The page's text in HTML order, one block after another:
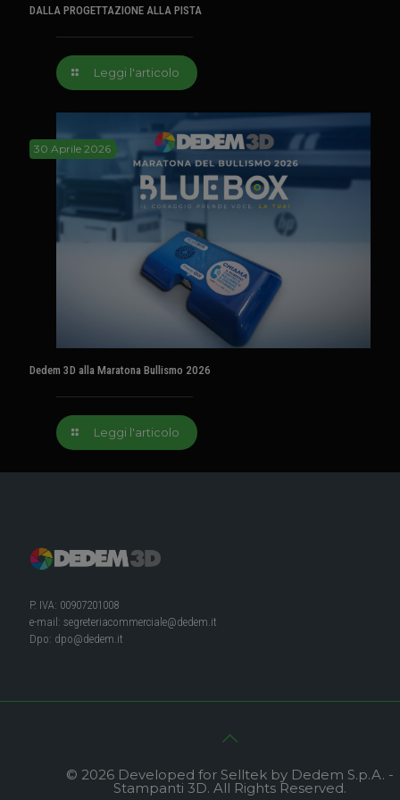
DALLA PROGETTAZIONE ALLA PISTA
Leggi l'articolo
30 Aprile 2026
Dedem 3D alla Maratona Bullismo 2026
Leggi l'articolo
P. IVA: 00907201008
e-mail: segreteriacommerciale@dedem.it
Dpo: dpo@dedem.it
© 2026 Developed for Selltek by Dedem S.p.A. -
Stampanti 3D. All Rights Reserved.